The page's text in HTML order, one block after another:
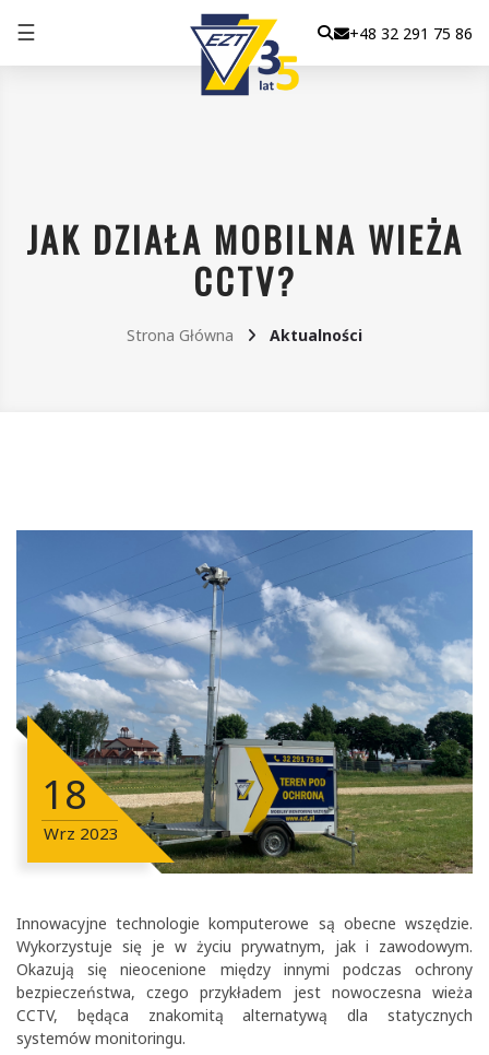
☰ +48 32 291 75 86
JAK DZIAŁA MOBILNA WIEŻA
CCTV?
Strona Główna Aktualności
18
Wrz 2023
Innowacyjne technologie komputerowe są obecne wszędzie.
Wykorzystuje się je w życiu prywatnym, jak i zawodowym.
Okazują się nieocenione między innymi podczas ochrony
bezpieczeństwa, czego przykładem jest nowoczesna wieża
CCTV, będąca znakomitą alternatywą dla statycznych
systemów monitoringu.